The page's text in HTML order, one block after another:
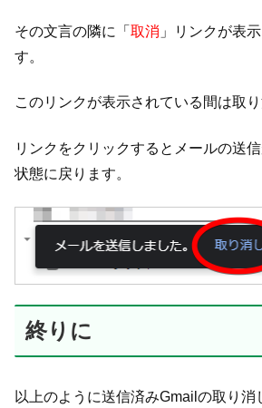
その文言の隣に「 取消 」リンクが表
す。
このリンクが表示されている間は取り
リンクをクリックするとメールの送
状態に戻ります。
終りに
以上のように送信済みGmailの取り消